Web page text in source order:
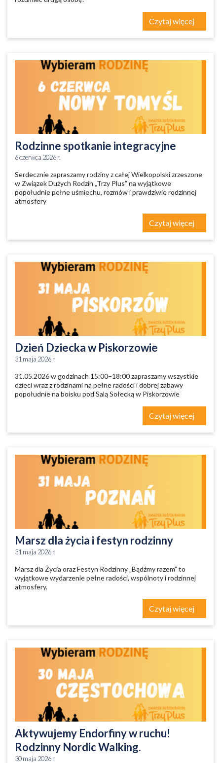
Czytaj więcej
Rodzinne spotkanie integracyjne
6 czerwca 2026 r.
Serdecznie zapraszamy rodziny z całej Wielkopolski zrzeszone
w Związek Dużych Rodzin „Trzy Plus” na wyjątkowe
popołudnie pełne uśmiechu, rozmów i prawdziwie rodzinnej
atmosfery
Czytaj więcej
Dzień Dziecka w Piskorzowie
31 maja 2026 r.
31.05.2026 w godzinach 15:00–18:00 zapraszamy wszystkie
dzieci wraz z rodzinami na pełne radości i dobrej zabawy
popołudnie na boisku pod Salą Sołecką w Piskorzowie
Czytaj więcej
Marsz dla życia i festyn rodzinny
31 maja 2026 r.
Marsz dla Życia oraz Festyn Rodzinny „Bądźmy razem” to
wyjątkowe wydarzenie pełne radości, wspólnoty i rodzinnej
atmosfery.
Czytaj więcej
Aktywujemy Endorfiny w ruchu!
Rodzinny Nordic Walking.
30 maja 2026 r.